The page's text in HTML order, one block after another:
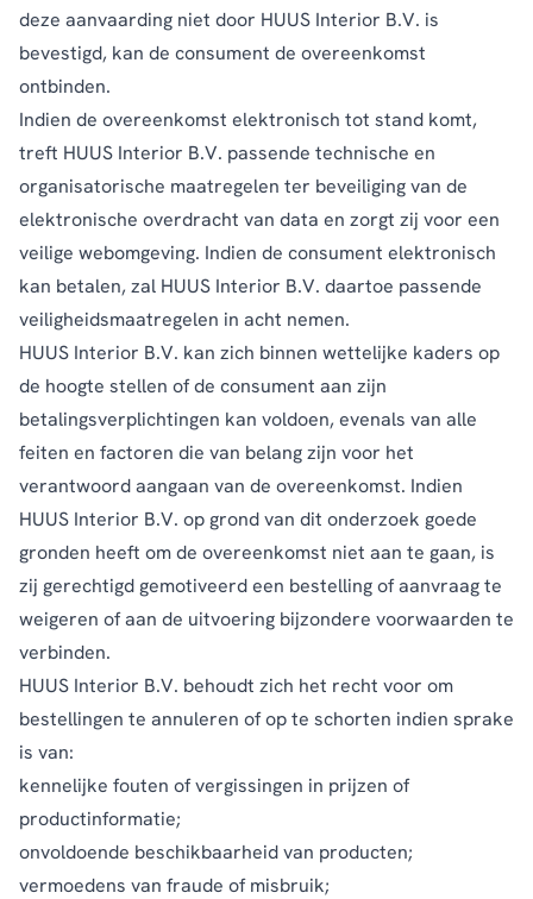
deze aanvaarding niet door HUUS Interior B.V. is
bevestigd, kan de consument de overeenkomst
ontbinden.
Indien de overeenkomst elektronisch tot stand komt,
treft HUUS Interior B.V. passende technische en
organisatorische maatregelen ter beveiliging van de
elektronische overdracht van data en zorgt zij voor een
veilige webomgeving. Indien de consument elektronisch
kan betalen, zal HUUS Interior B.V. daartoe passende
veiligheidsmaatregelen in acht nemen.
HUUS Interior B.V. kan zich binnen wettelijke kaders op
de hoogte stellen of de consument aan zijn
betalingsverplichtingen kan voldoen, evenals van alle
feiten en factoren die van belang zijn voor het
verantwoord aangaan van de overeenkomst. Indien
HUUS Interior B.V. op grond van dit onderzoek goede
gronden heeft om de overeenkomst niet aan te gaan, is
zij gerechtigd gemotiveerd een bestelling of aanvraag te
weigeren of aan de uitvoering bijzondere voorwaarden te
verbinden.
HUUS Interior B.V. behoudt zich het recht voor om
bestellingen te annuleren of op te schorten indien sprake
is van:
kennelijke fouten of vergissingen in prijzen of
productinformatie;
onvoldoende beschikbaarheid van producten;
vermoedens van fraude of misbruik;